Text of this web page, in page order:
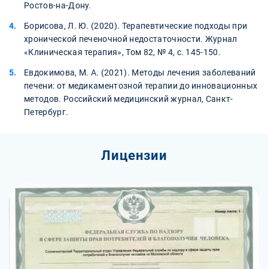
Ростов-на-Дону.
Борисова, Л. Ю. (2020). Терапевтические подходы при
хронической печеночной недостаточности. Журнал
«Клиническая терапия», Том 82, № 4, с. 145-150.
Евдокимова, М. А. (2021). Методы лечения заболеваний
печени: от медикаментозной терапии до инновационных
методов. Российский медицинский журнал, Санкт-
Петербург.
Лицензии